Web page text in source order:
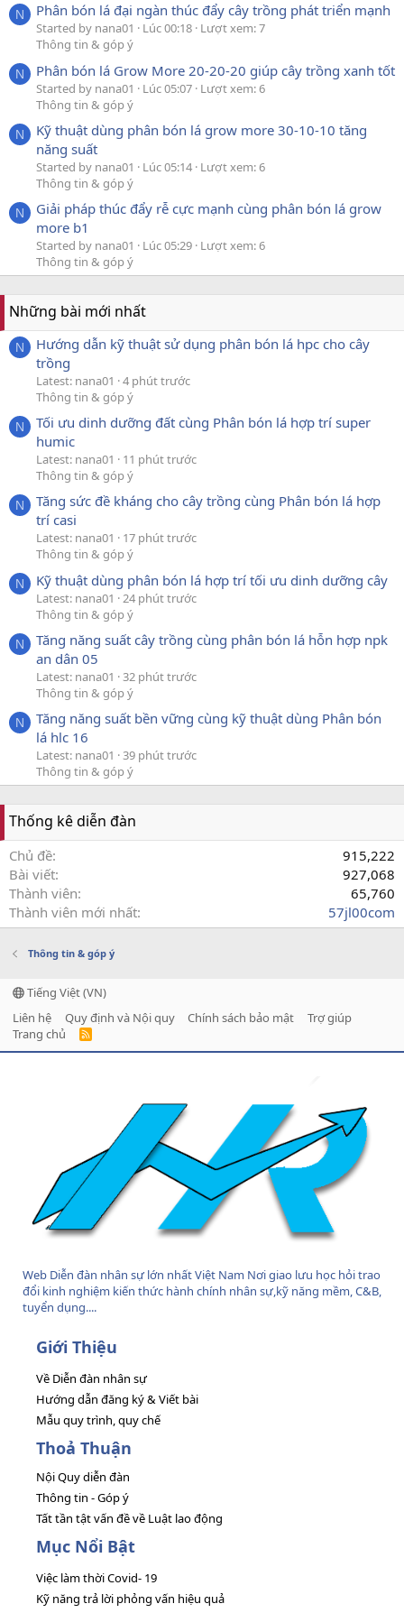
N Phân bón lá đại ngàn thúc đẩy cây trồng phát triển mạnh
Started by nana01 Lúc 00:18 Lượt xem: 7
Thông tin & góp ý
N Phân bón lá Grow More 20-20-20 giúp cây trồng xanh tốt
Started by nana01 Lúc 05:07 Lượt xem: 6
Thông tin & góp ý
N
Kỹ thuật dùng phân bón lá grow more 30-10-10 tăng
năng suất
Started by nana01 Lúc 05:14 Lượt xem: 6
Thông tin & góp ý
N
Giải pháp thúc đẩy rễ cực mạnh cùng phân bón lá grow
more b1
Started by nana01 Lúc 05:29 Lượt xem: 6
Thông tin & góp ý
Những bài mới nhất
N
Hướng dẫn kỹ thuật sử dụng phân bón lá hpc cho cây
trồng
Latest: nana01
4 phút trước
Thông tin & góp ý
N
Tối ưu dinh dưỡng đất cùng Phân bón lá hợp trí super
humic
Latest: nana01
11 phút trước
Thông tin & góp ý
N
Tăng sức đề kháng cho cây trồng cùng Phân bón lá hợp
trí casi
Latest: nana01
17 phút trước
Thông tin & góp ý
N Kỹ thuật dùng phân bón lá hợp trí tối ưu dinh dưỡng cây
Latest: nana01
24 phút trước
Thông tin & góp ý
N
Tăng năng suất cây trồng cùng phân bón lá hỗn hợp npk
an dân 05
Latest: nana01
32 phút trước
Thông tin & góp ý
N
Tăng năng suất bền vững cùng kỹ thuật dùng Phân bón
lá hlc 16
Latest: nana01
39 phút trước
Thông tin & góp ý
Thống kê diễn đàn
Chủ đề
915,222
Bài viết
927,068
Thành viên
65,760
Thành viên mới nhất
57jl00com
Thông tin & góp ý
Tiếng Việt (VN)
Liên hệ
Quy định và Nội quy Chính sách bảo mật
Trợ giúp
Trang chủ
R
Web Diễn đàn nhân sự lớn nhất Việt Nam Nơi giao lưu học hỏi trao
đổi kinh nghiệm kiến thức hành chính nhân sự,kỹ năng mềm, C&B,
tuyển dụng....
Giới Thiệu
Về Diễn đàn nhân sự
Hướng dẫn đăng ký & Viết bài
Mẫu quy trình, quy chế
Thoả Thuận
Nội Quy diễn đàn
Thông tin - Góp ý
Tất tần tật vấn đề về Luật lao động
Mục Nổi Bật
Việc làm thời Covid- 19
Kỹ năng trả lời phỏng vấn hiệu quả